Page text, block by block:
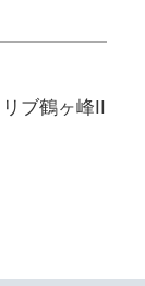
ブ鶴ヶ峰II